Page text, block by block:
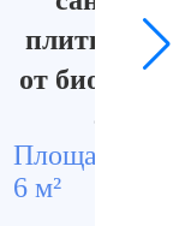
плитки и
от
следов
Площадь
6 м²